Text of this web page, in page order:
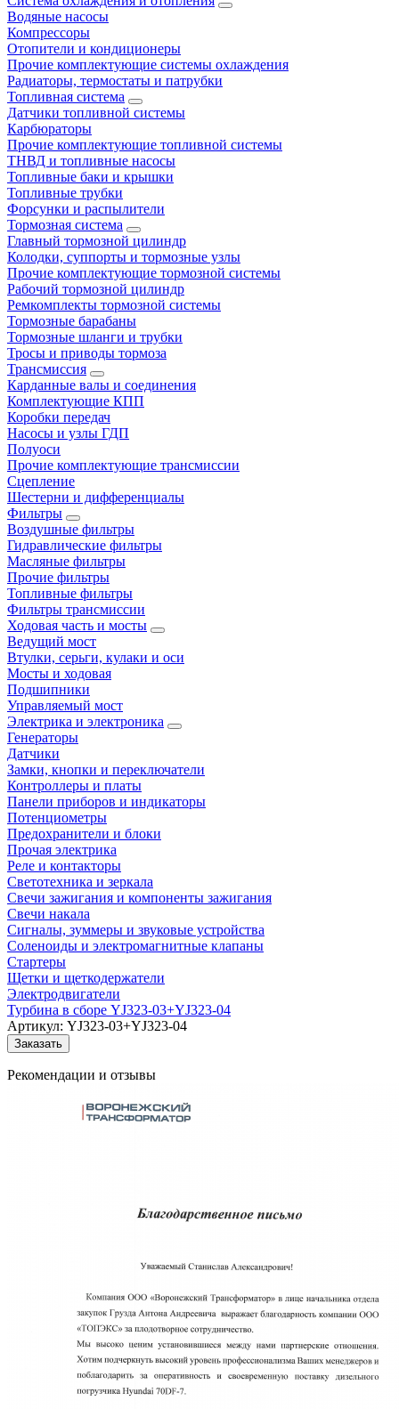
Водяные насосы
Компрессоры
Отопители и кондиционеры
Прочие комплектующие системы охлаждения
Радиаторы, термостаты и патрубки
Топливная система
Датчики топливной системы
Карбюраторы
Прочие комплектующие топливной системы
ТНВД и топливные насосы
Топливные баки и крышки
Топливные трубки
Форсунки и распылители
Тормозная система
Главный тормозной цилиндр
Колодки, суппорты и тормозные узлы
Прочие комплектующие тормозной системы
Рабочий тормозной цилиндр
Ремкомплекты тормозной системы
Тормозные барабаны
Тормозные шланги и трубки
Тросы и приводы тормоза
Трансмиссия
Карданные валы и соединения
Комплектующие КПП
Коробки передач
Насосы и узлы ГДП
Полуоси
Прочие комплектующие трансмиссии
Сцепление
Шестерни и дифференциалы
Фильтры
Воздушные фильтры
Гидравлические фильтры
Масляные фильтры
Прочие фильтры
Топливные фильтры
Фильтры трансмиссии
Ходовая часть и мосты
Ведущий мост
Втулки, серьги, кулаки и оси
Мосты и ходовая
Подшипники
Управляемый мост
Электрика и электроника
Генераторы
Датчики
Замки, кнопки и переключатели
Контроллеры и платы
Панели приборов и индикаторы
Потенциометры
Предохранители и блоки
Прочая электрика
Реле и контакторы
Светотехника и зеркала
Свечи зажигания и компоненты зажигания
Свечи накала
Сигналы, зуммеры и звуковые устройства
Соленоиды и электромагнитные клапаны
Стартеры
Щетки и щеткодержатели
Электродвигатели
Турбина в сборе YJ323-03+YJ323-04
Артикул: YJ323-03+YJ323-04
Заказать
Рекомендации и отзывы